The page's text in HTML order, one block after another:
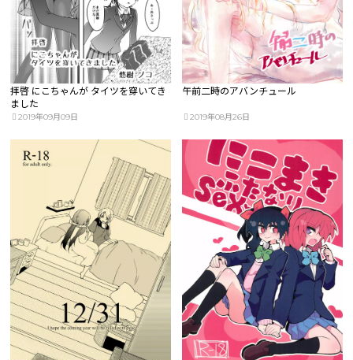
拝啓 にこちゃんが タイツを穿いてき
ました
2019年09月09日
午前二時のアバンチュール
2019年08月26日